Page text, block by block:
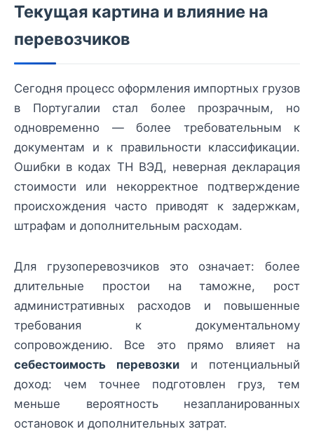
Текущая картина и влияние на
перевозчиков
Сегодня процесс оформления импортных грузов
в Португалии стал более прозрачным, но
одновременно — более требовательным к
документам и к правильности классификации.
Ошибки в кодах ТН ВЭД, неверная декларация
стоимости или некорректное подтверждение
происхождения часто приводят к задержкам,
штрафам и дополнительным расходам.
Для грузоперевозчиков это означает: более
длительные простои на таможне, рост
административных расходов и повышенные
требования к документальному
сопровождению. Все это прямо влияет на
себестоимость перевозки и потенциальный
доход: чем точнее подготовлен груз, тем
меньше вероятность незапланированных
остановок и дополнительных затрат.